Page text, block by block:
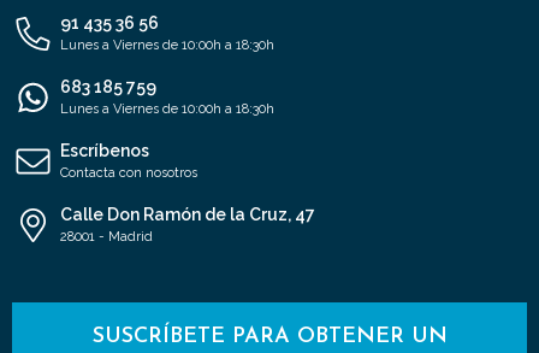
91 435 36 56
Lunes a Viernes de 10:00h a 18:30h
683 185 759
Lunes a Viernes de 10:00h a 18:30h
Escríbenos
Contacta con nosotros
Calle Don Ramón de la Cruz, 47
28001 - Madrid
SUSCRÍBETE PARA OBTENER UN